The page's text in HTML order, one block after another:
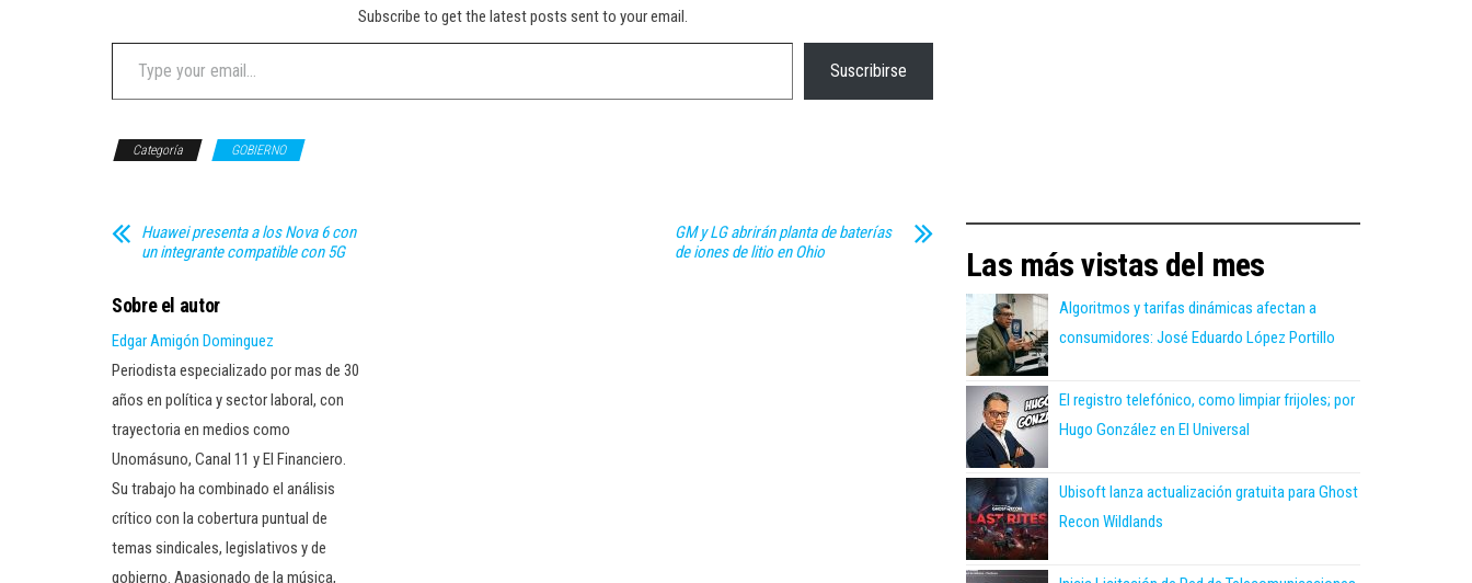
Subscribe to get the latest posts sent to your email.
Type your email…
Suscribirse
Categoría GOBIERNO
Huawei presenta a los Nova 6 con
un integrante compatible con 5G
GM y LG abrirán planta de baterías
de iones de litio en Ohio
Sobre el autor
Edgar Amigón Dominguez
Periodista especializado por mas de 30
años en política y sector laboral, con
trayectoria en medios como
Unomásuno, Canal 11 y El Financiero.
Su trabajo ha combinado el análisis
crítico con la cobertura puntual de
temas sindicales, legislativos y de
gobierno. Apasionado de la música,
Las más vistas del mes
Algoritmos y tarifas dinámicas afectan a
consumidores: José Eduardo López Portillo
El registro telefónico, como limpiar frijoles; por
Hugo González en El Universal
Ubisoft lanza actualización gratuita para Ghost
Recon Wildlands